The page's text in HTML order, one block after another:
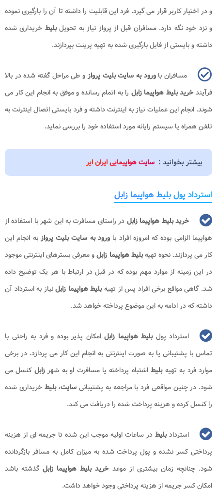
و در اختیار کاربر قرار می گیرد. فرد این قابلیت را داشته تا آن را بارگیری نموده
و نزد خود نگه دارد. مسافران قبل از پرواز نیاز به تحویلبلیط خریداری شده
داشته و بایستی از فایل بارگیری شده به تهیه پرینت بپردازند.
مسافران باورود به سایت بلیت پروازو طی مراحل گفته شده در بالا
فرآیندخرید بلیط هواپیما زابل را به اتمام رسانده و موفق به انجام این کار می
شوند. انجام این عملیات نیاز به اینترنت داشته و فرد بایستی اتصال اینترنت به
تلفن همراه یا سیستم رایانه مورد استفاده خود را بررسی نماید.
بیشتر بخوانید : سایت هواپیمایی ایران ایر
استرداد پول بلیط هواپیما زابل
خرید بلیط هواپیما زابل در راستای مسافرت به این شهر با استفاده از
هواپیما الزامی بوده که امروزه افراد با ورود به سایت بلیت پروازبه انجام این
کار می پردازند. نحوه تهیهبلیط هواپیما زابلو معرفی بسترهای اینترنتی موجود
در این زمینه از موارد مهم بوده که در قبل در ارتباط با هر یک توضیح داده
شد. گاهی مواقع برخی افراد پس از تهیهبلیط هواپیما زابلنیاز به استرداد آن
داشته که در ادامه به این موضوع پرداخته خواهد شد.
استرداد پولبلیط هواپیما زابلامکان پذیر بوده و فرد به راحتی با
تماس با پشتیبانی یا به صورت اینترنتی به انجام این کار می پردازد. در برخی
موارد فرد به تهیهبلیطاشتباه پرداخته یا مسافرت او به شهرزابلکنسل می
شود. در چنین مواقعی فرد با مراجعه به پشتیبانی سایت،بلیطخریداری شده
را کنسل کرده و هزینه پرداخت شده را دریافت می کند.
استردادبلیط در ساعات اولیه موجب این شده تا جریمه ای از هزینه
پرداختی کسر نشده و پول پرداخت شده به میزان کامل به مسافر بازگردانده
شود. چنانچه زمان بیشتری از موعد خرید بلیط هواپیما زابلگذشته باشد
امکان کسر جریمه از هزینه پرداختی وجود خواهد داشت.